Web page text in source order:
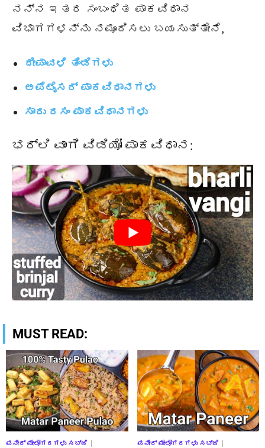
ನನ್ನ ಇತರ ಸಂಬಂಧಿತ ಪಾಕವಿಧಾನ
ವಿಭಾಗಗಳನ್ನು ನಮೂದಿಸಲು ಬಯಸುತ್ತೇನೆ,
ದೀಪಾವಳಿ ತಿಂಡಿಗಳು
ಅಪೆಟೈಸರ್ ಪಾಕವಿಧಾನಗಳು
ಸಾರು ರಸಂ ಪಾಕವಿಧಾನಗಳು
ಭರ್ಲಿ ವಾಂಗಿ ವಿಡಿಯೋ ಪಾಕವಿಧಾನ:
MUST READ:
ಪನೀರ್ ಮೇಲೋಗರಗಳು ಸಬ್ಜಿ ಪನೀರ್ ಮೇಲೋಗರಗಳು ಸಬ್ಜಿ